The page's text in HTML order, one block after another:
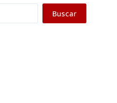
Buscar